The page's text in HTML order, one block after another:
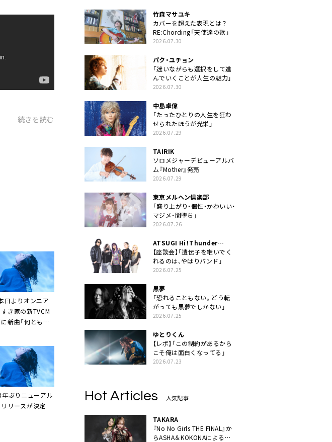
続きを読む
日よりオンエア
き家の新TVCM
新曲「何とも思
年ぶりニューアル
リースが決定
竹森マサユキ
カバーを超えた表現とは？
RE:Chording「天使達の歌」
2026.07.30
パク・ユチョン
「迷いながらも選択をして進
んでいくことが人生の魅力」
2026.07.30
中島卓偉
「たったひとりの人生を狂わ
せられたほうが光栄」
2026.07.29
TAIRIK
ソロメジャーデビューアルバ
ム『Mother』発売
2026.07.29
東京メルヘン倶楽部
「盛り上がり・個性・かわいい・
マジメ・闇堕ち」
2026.07.26
ATSUGI Hi！Thunder
Rock Festival
【座談会】「遺伝子を継いでく
れるのは、やはりバンド」
2026.07.25
黒夢
「恐れることもない。どう転
がっても黒夢でしかない」
2026.07.25
ゆとりくん
【レポ】「この制約があるから
こそ俺は面白くなってる」
2026.07.23
Hot Articles 人気記事
TAKARA
『No No Girls THE FINAL』か
らASHA＆KOKONAによるユ